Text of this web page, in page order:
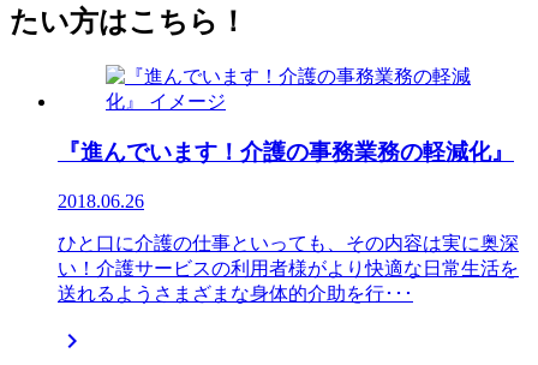
たい方はこちら！
『進んでいます！介護の事務業務の軽減化』
2018.06.26
ひと口に介護の仕事といっても、その内容は実に奥深
い！介護サービスの利用者様がより快適な日常生活を
送れるようさまざまな身体的介助を行･･･
